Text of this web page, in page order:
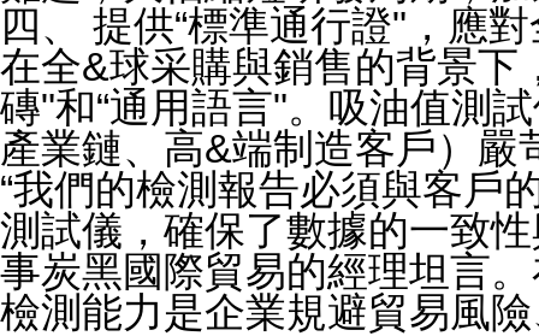
四、 提供“標準通行證"，應
在全&球采購與銷售的背景下
磚"和“通用語言"。吸油值測
產業鏈、高&端制造客戶）
“我們的檢測報告必須與客戶
測試儀，確保了數據的一致
事炭黑國際貿易的經理坦言
檢測能力是企業規避貿易風